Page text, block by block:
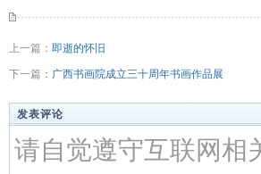
上一篇： 即逝的怀旧
下一篇： 广西书画院成立三十周年书画作品展
发表评论
请自觉遵守互联网相